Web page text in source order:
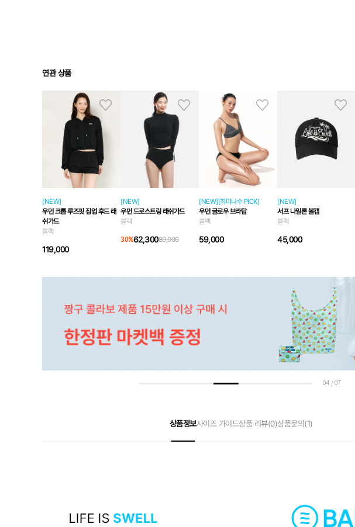
연관 상품
[NEW]
우먼 크롭 루즈핏 집업 후드 래
쉬가드
블랙
119,000
[NEW]
우먼 드로스트링 래쉬가드
블랙
30%62,30089,000
[NEW][최미나수 PICK]
우먼 글로우 브라탑
블랙
59,000
[NEW]
서프 나일론 볼캡
블랙
45,000
04 / 07
상품정보사이즈 가이드상품 리뷰(0)상품문의(1)